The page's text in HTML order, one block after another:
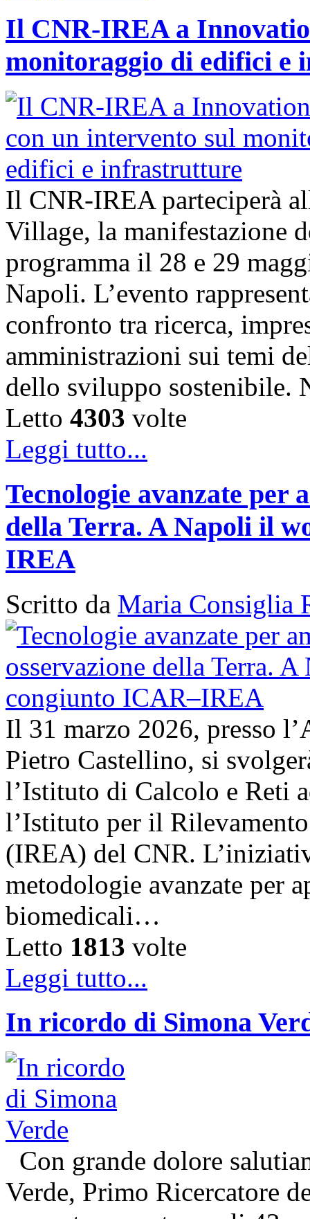
Il CNR-IREA a
monitoraggio di edifici e
Il CNR-IREA parteciperà
Village, la manifestazione
programma il 28 e 29
Napoli. L’evento
confronto tra ricerca,
amministrazioni sui temi
dello sviluppo sostenibile.
Letto 4303 volte
Leggi tutto...
Tecnologie avanzate per
della Terra. A Napoli il
IREA
Scritto da Maria Consiglia
Il 31 marzo 2026, presso
Pietro Castellino, si
l’Istituto di Calcolo e Reti
l’Istituto per il
(IREA) del CNR.
metodologie avanzate per
biomedicali…
Letto 1813 volte
Leggi tutto...
In ricordo di Simona
Con grande dolore
Verde, Primo Ricercatore